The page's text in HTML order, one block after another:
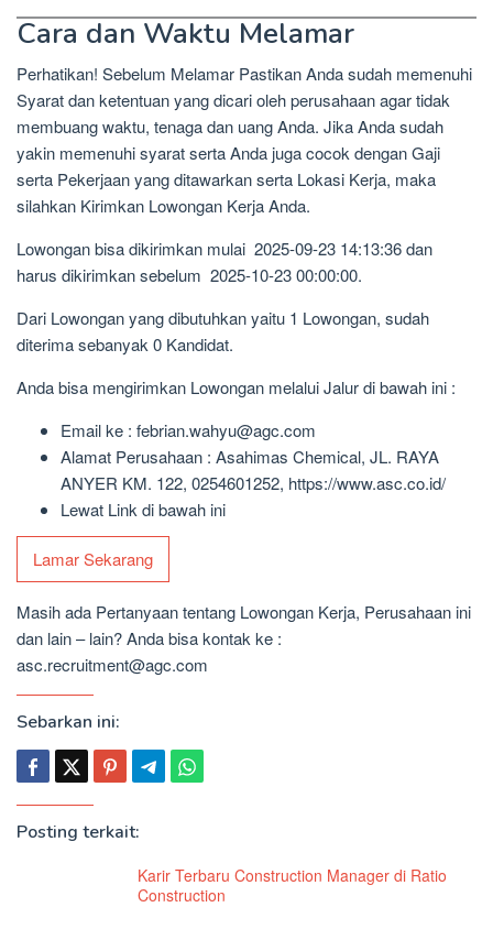
Cara dan Waktu Melamar
Perhatikan! Sebelum Melamar Pastikan Anda sudah memenuhi
Syarat dan ketentuan yang dicari oleh perusahaan agar tidak
membuang waktu, tenaga dan uang Anda. Jika Anda sudah
yakin memenuhi syarat serta Anda juga cocok dengan Gaji
serta Pekerjaan yang ditawarkan serta Lokasi Kerja, maka
silahkan Kirimkan Lowongan Kerja Anda.
Lowongan bisa dikirimkan mulai 2025-09-23 14:13:36 dan
harus dikirimkan sebelum 2025-10-23 00:00:00.
Dari Lowongan yang dibutuhkan yaitu 1 Lowongan, sudah
diterima sebanyak 0 Kandidat.
Anda bisa mengirimkan Lowongan melalui Jalur di bawah ini :
Email ke : febrian.wahyu@agc.com
Alamat Perusahaan : Asahimas Chemical, JL. RAYA
ANYER KM. 122, 0254601252, https://www.asc.co.id/
Lewat Link di bawah ini
Lamar Sekarang
Masih ada Pertanyaan tentang Lowongan Kerja, Perusahaan ini
dan lain – lain? Anda bisa kontak ke :
asc.recruitment@agc.com
Sebarkan ini:
Posting terkait:
Karir Terbaru Construction Manager di Ratio
Construction